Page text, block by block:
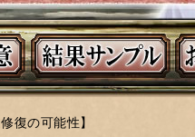
復の可能性】